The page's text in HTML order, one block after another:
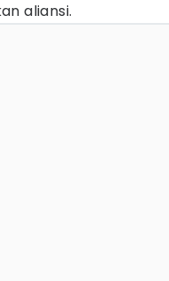
aliansi.